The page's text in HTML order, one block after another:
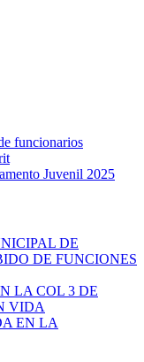
funcionarios
Juvenil 2025
DE
DE FUNCIONES
LA COL 3 DE
VIDA
EN LA